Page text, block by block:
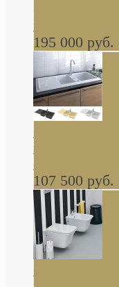
глянцевая
195 000 руб.
керамическая
серая,
107 500 руб.